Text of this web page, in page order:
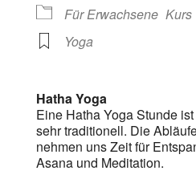
Für Erwachsene Kurs
Yoga
Hatha Yoga
Eine Hatha Yoga Stunde
sehr traditionell. Die
nehmen uns Zeit für
Asana und Meditation.